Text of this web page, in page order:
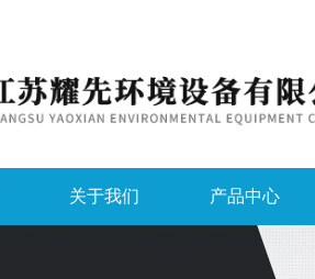
关于我们 产品中心